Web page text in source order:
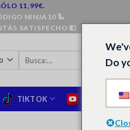
11,99€.
NINJA10 🦾
SATISFECHO 💵
TIKTOK
Do